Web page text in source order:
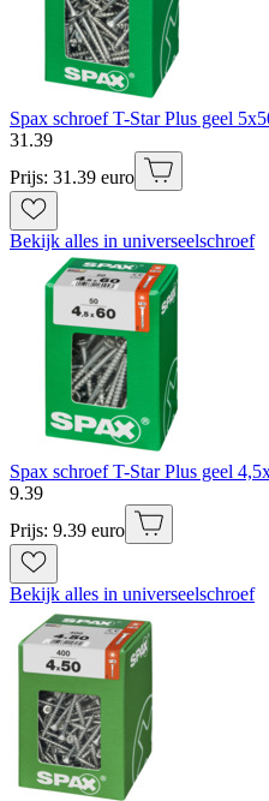
Spax schroef T-Star Plus geel
31 .39
Prijs: 31.39 euro
Bekijk alles in universeelschroef
Spax schroef T-Star Plus geel
9.39
Prijs: 9.39 euro
Bekijk alles in universeelschroef